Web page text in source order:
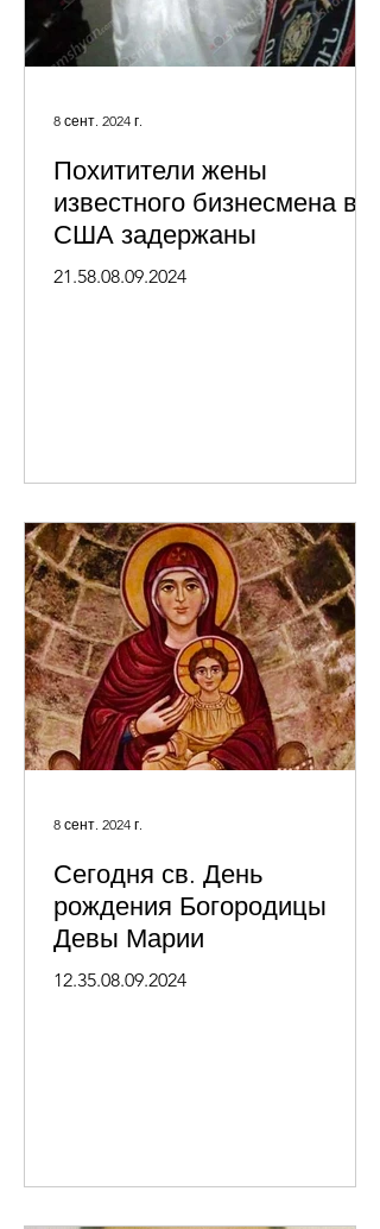
Похитители жены
известного бизнесмена в
США задержаны
21.58.08.09.2024
8 сент. 2024 г.
Сегодня св. День
рождения Богородицы
Девы Марии
12.35.08.09.2024
8 сент. 2024 г.